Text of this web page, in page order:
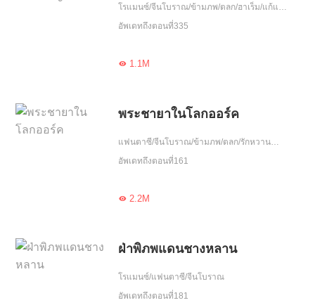
โรแมนซ์/จีนโบราณ/ข้ามภพ/ตลก/ฮาเร็ม/แก้แค้น/เกิดใหม่
อัพเดทถึงตอนที่335
1.1M
พระชายาในโลกออร์ค
แฟนตาซี/จีนโบราณ/ข้ามภพ/ตลก/รักหวานฉ่ำ/น่ารัก/เอาแต่ใจ/ใจซื่อ
อัพเดทถึงตอนที่161
2.2M
ฝ่าพิภพแดนชางหลาน
โรแมนซ์/แฟนตาซี/จีนโบราณ
อัพเดทถึงตอนที่181